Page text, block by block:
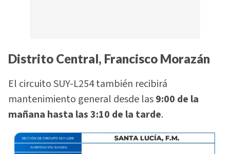
Distrito Central, Francisco Morazán
El circuito SUY-L254 también recibirá
mantenimiento general desde las9:00 de la
mañana hasta las 3:10 de la tarde.